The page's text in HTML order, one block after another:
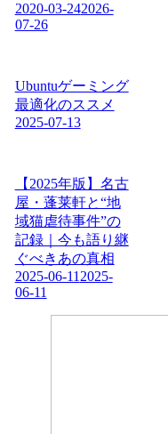
2020-03-242026-
07-26
Ubuntuゲーミング
最適化のススメ
2025-07-13
【2025年版】名古
屋・蓬莱軒と“地
域猫虐待事件”の
記録｜今も語り継
ぐべきあの真相
2025-06-11 2025-
06-11